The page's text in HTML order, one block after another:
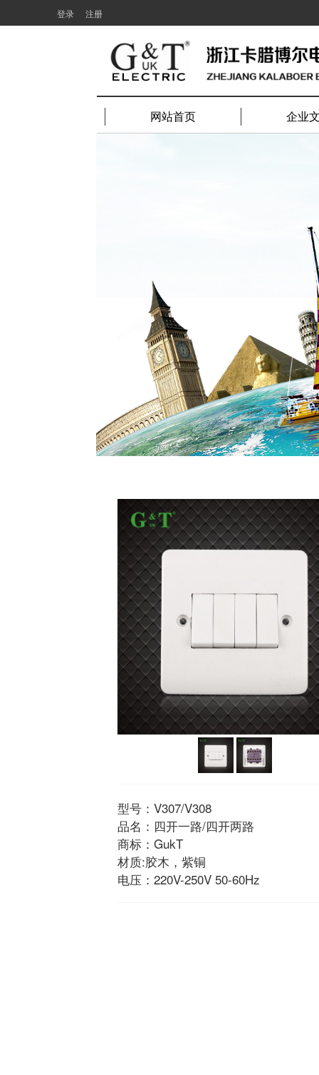
登录 注册
网站首页 企业
型号：V307/V308
品名：四开一路/四开两路
商标：GukT
材质:胶木，紫铜
电压：220V-250V 50-60Hz